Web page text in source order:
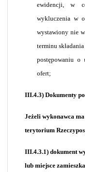
ewidencji, w
wykluczenia w
wystawiony nie
terminu
postępowaniu o
ofert;
III.4.3) Dokumenty
Jeżeli wykonawca
terytorium
III.4.3.1) dokument
lub miejsce